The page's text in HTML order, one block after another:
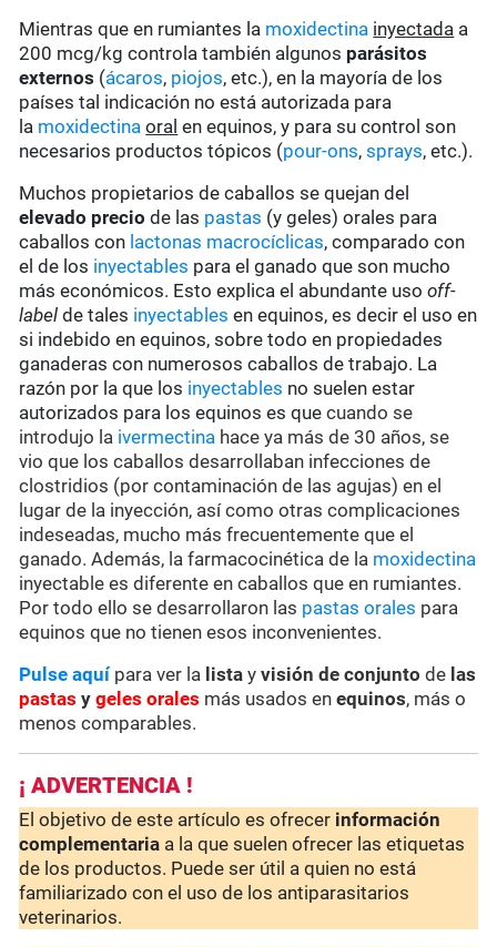
Mientras que en rumiantes la moxidectina inyectada a
200 mcg/kg controla también algunos parásitos
externos (ácaros, piojos, etc.), en la mayoría de los
países tal indicación no está autorizada para
la moxidectina oral en equinos, y para su control son
necesarios productos tópicos (pour-ons,sprays, etc.).
Muchos propietarios de caballos se quejan del
elevado precio de las pastas (y geles) orales para
caballos con lactonas macrocíclicas, comparado con
el de los inyectables para el ganado que son mucho
más económicos. Esto explica el abundante usooff-
label de tales inyectables en equinos, es decir el uso en
si indebido en equinos, sobre todo en propiedades
ganaderas con numerosos caballos de trabajo. La
razón por la que los inyectables no suelen estar
autorizados para los equinos es quecuando se
introdujo la ivermectina hace ya más de 30 años, se
vio que los caballos desarrollaban infecciones de
clostridios (por contaminación de las agujas) en el
lugar de la inyección, así como otras complicaciones
indeseadas, mucho más frecuentemente que el
ganado. Además, la farmacocinética de la moxidectina
inyectable es diferente en caballos que en rumiantes.
Por todo ello se desarrollaron las pastas orales para
equinos que no tienen esos inconvenientes.
Pulse aquípara ver la lista yvisión de conjunto de las
pastas ygeles orales más usados en equinos, más o
menos comparables.
¡ ADVERTENCIA !
El objetivo de este artículo es ofrecer información
complementaria a la que suelen ofrecer las etiquetas
de los productos. Puede ser útil a quien no está
familiarizado con el uso de los antiparasitarios
veterinarios.